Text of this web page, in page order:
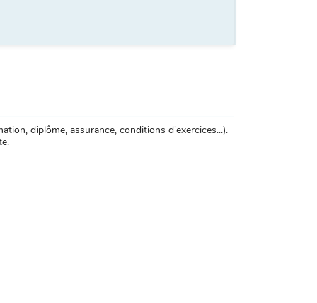
diplôme, assurance, conditions d'exercices...).